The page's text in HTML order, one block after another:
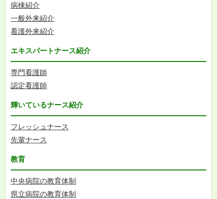
病棟紹介
一般外来紹介
看護外来紹介
エキスパートナース紹介
専門看護師
認定看護師
輝いているナース紹介
フレッシュナース
先輩ナース
教育
中央病院の教育体制
県立病院の教育体制